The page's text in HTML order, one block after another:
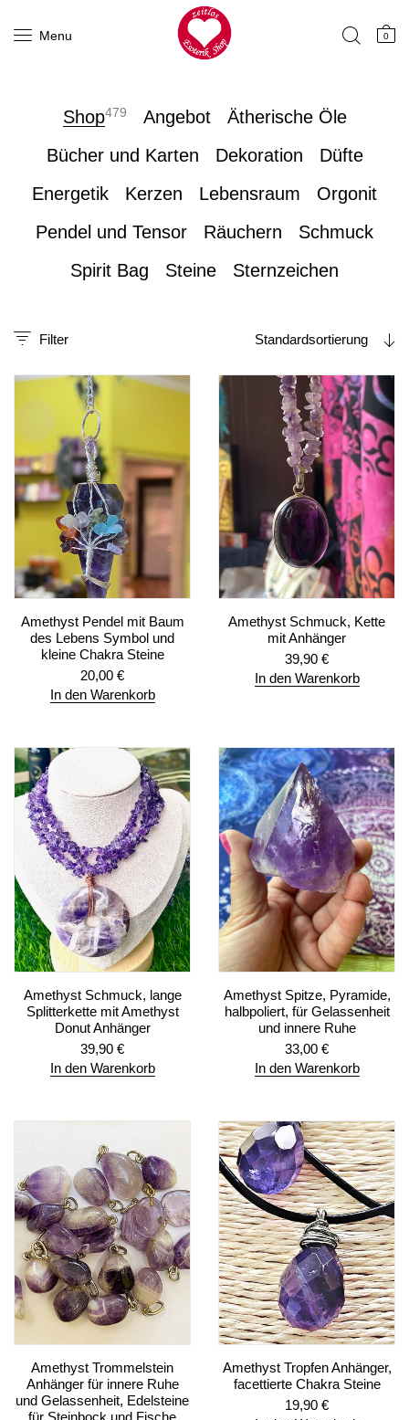
Menu 0
Filter
Shop479 Angebot
Ätherische Öle
Bücher und Karten
Dekoration
Düfte
Energetik
Kerzen Lebensraum
Orgonit
Pendel und Tensor
Räuchern
Schmuck
Spirit Bag
Steine Sternzeichen
Standardsortierung
Amethyst Pendel mit Baum
des Lebens Symbol und
kleine Chakra Steine
20,00 €
In den Warenkorb
Amethyst Schmuck, Kette
mit Anhänger
39,90 €
In den Warenkorb
Amethyst Schmuck, lange
Splitterkette mit Amethyst
Donut Anhänger
39,90 €
In den Warenkorb
Amethyst Spitze, Pyramide,
halbpoliert, für Gelassenheit
und innere Ruhe
33,00 €
In den Warenkorb
Amethyst Trommelstein
Anhänger für innere Ruhe
und Gelassenheit, Edelsteine
Amethyst Tropfen Anhänger,
facettierte Chakra Steine
19,90 €